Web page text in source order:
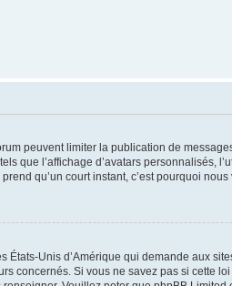
peuvent limiter la publication de
que l’affichage d’avatars personnalisés,
qu’un court instant, c’est pourquoi
États-Unis d’Amérique qui demande aux
concernés. Si vous ne savez pas si cette